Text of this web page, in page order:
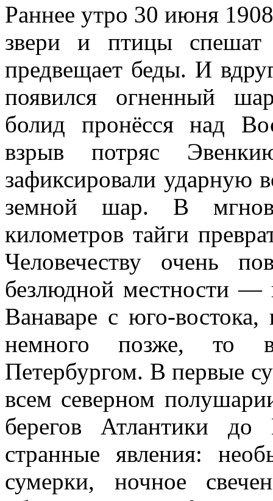
Раннее утро 30 июня
звери и птицы
предвещает беды. И
появился огненный
болид пронёсся над
взрыв потряс
зафиксировали ударную
земной шар. В
километров тайги
Человечеству очень
безлюдной местности —
Ванаваре с юго-
немного позже, то
Петербургом. В первые
всем северном
берегов Атлантики до
странные явления:
сумерки, ночное